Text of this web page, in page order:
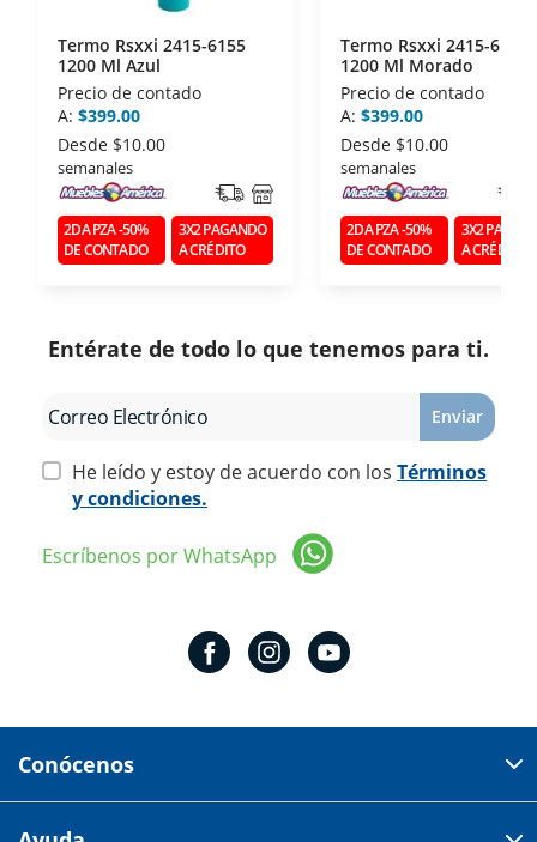
Termo Rsxxi 2415-6155
1200 Ml Azul
Precio de contado
A: $399.00
Desde $10.00
semanales
2DA PZA -50%
DE CONTADO
3X2 PAGANDO
A CRÉDITO
Termo Rsxxi 2415-6156
1200 Ml Morado
Precio de contado
A: $399.00
Desde $10.00
semanales
2DA PZA -50%
DE CONTADO
3X2
A CRÉDITO
Entérate de todo lo que tenemos para ti.
Enviar
He leído y estoy de acuerdo con los Términos
y condiciones.
Escríbenos por WhatsApp
Conócenos